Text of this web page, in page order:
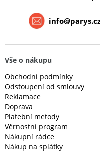
Vše o nákupu
Obchodní podmínky
Odstoupení od smlouvy
Reklamace
Doprava
Platební metody
Věrnostní program
Nákupní rádce
Nákup na splátky